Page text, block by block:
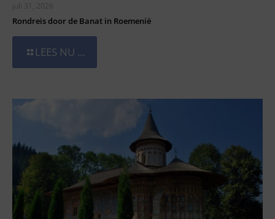
juli 31, 2026
Rondreis door de Banat in Roemenië
LEES NU ...